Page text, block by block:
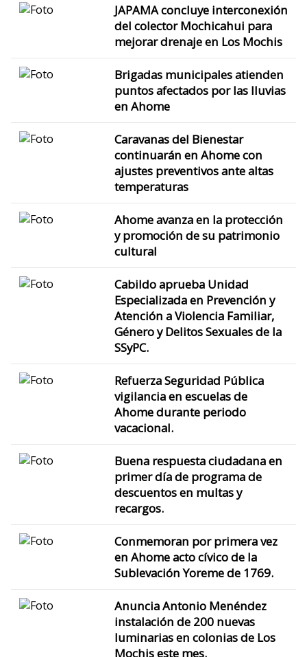
JAPAMA concluye interconexión
del colector Mochicahui para
mejorar drenaje en Los Mochis
Brigadas municipales atienden
puntos afectados por las lluvias
en Ahome
Caravanas del Bienestar
continuarán en Ahome con
ajustes preventivos ante altas
temperaturas
Ahome avanza en la protección
y promoción de su patrimonio
cultural
Cabildo aprueba Unidad
Especializada en Prevención y
Atención a Violencia Familiar,
Género y Delitos Sexuales de la
SSyPC.
Refuerza Seguridad Pública
vigilancia en escuelas de
Ahome durante periodo
vacacional.
Buena respuesta ciudadana en
primer día de programa de
descuentos en multas y
recargos.
Conmemoran por primera vez
en Ahome acto cívico de la
Sublevación Yoreme de 1769.
Anuncia Antonio Menéndez
instalación de 200 nuevas
luminarias en colonias de Los
Mochis este mes.